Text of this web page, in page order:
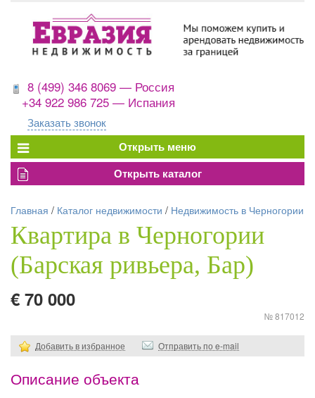
8 (499) 346 8069 — Россия
+34 922 986 725 — Испания
Заказать звонок
Главная / Каталог недвижимости / Недвижимость в Черногории
Квартира в Черногории
(Барская ривьера, Бар)
€ 70 000
№ 817012
Добавить в избранное Отправить по e-mail
Описание объекта